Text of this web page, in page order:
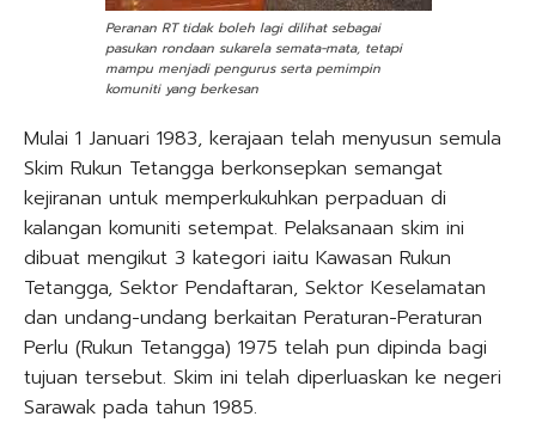
Peranan RT tidak boleh lagi dilihat sebagai
pasukan rondaan sukarela semata-mata, tetapi
mampu menjadi pengurus serta pemimpin
komuniti yang berkesan
Mulai 1 Januari 1983, kerajaan telah menyusun semula
Skim Rukun Tetangga berkonsepkan semangat
kejiranan untuk memperkukuhkan perpaduan di
kalangan komuniti setempat. Pelaksanaan skim ini
dibuat mengikut 3 kategori iaitu Kawasan Rukun
Tetangga, Sektor Pendaftaran, Sektor Keselamatan
dan undang-undang berkaitan Peraturan-Peraturan
Perlu (Rukun Tetangga) 1975 telah pun dipinda bagi
tujuan tersebut. Skim ini telah diperluaskan ke negeri
Sarawak pada tahun 1985.